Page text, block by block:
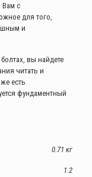
с
для того,
и
вы найдете
читать и
есть
фундаментный
0.71 кг
1.2